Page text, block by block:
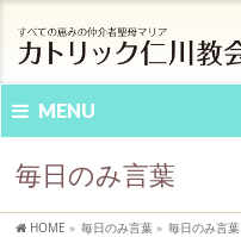
MENU
毎日のみ言葉
HOME » 毎日のみ言葉 » 毎日のみ言葉